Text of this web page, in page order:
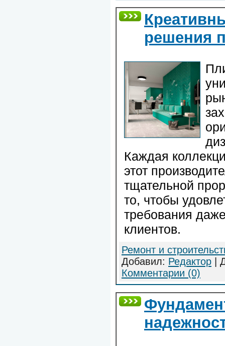
решения
Каждая
этот
тщательной
то, чтобы
требования
клиентов.
Ремонт и
Добавил: Редактор |
Комментарии (0)